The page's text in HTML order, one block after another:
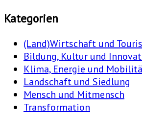
Kategorien
(Land)Wirtschaft und
Bildung, Kultur und
Klima, Energie und
Landschaft und Siedlung
Mensch und Mitmensch
Transformation